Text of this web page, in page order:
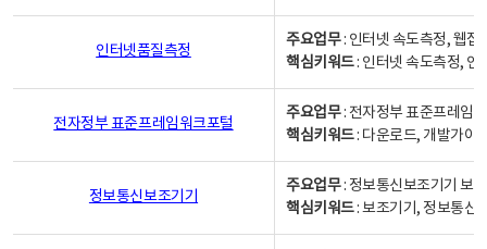
인터넷품질측정
주요업무: 인터넷 속도측정, 웹접
핵심키워드: 인터넷 속도측정, 인
전자정부 표준프레임워크포털
주요업무: 전자정부 표준프레임
핵심키워드: 다운로드, 개발가이
정보통신보조기기
주요업무: 정보통신보조기기 보
핵심키워드: 보조기기, 정보통신